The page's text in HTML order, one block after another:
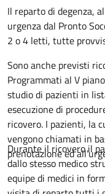
Descrizione
Il reparto di degenza,
urgenza dal Pronto
2 o 4 letti, tutte
Sono anche previsti
Programmati al V
studio di pazienti in
esecuzione di
ricovero. I pazienti, la
vengono chiamati in
prenotazione ed
Durante il ricovero il
dallo stesso medico
equipe di medici in